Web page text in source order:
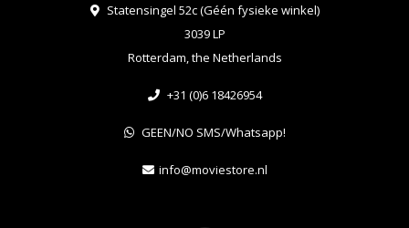
Statensingel 52c (Géén fysieke winkel)
3039 LP
Rotterdam, the Netherlands
+31 (0)6 18426954
GEEN/NO SMS/Whatsapp!
info@moviestore.nl